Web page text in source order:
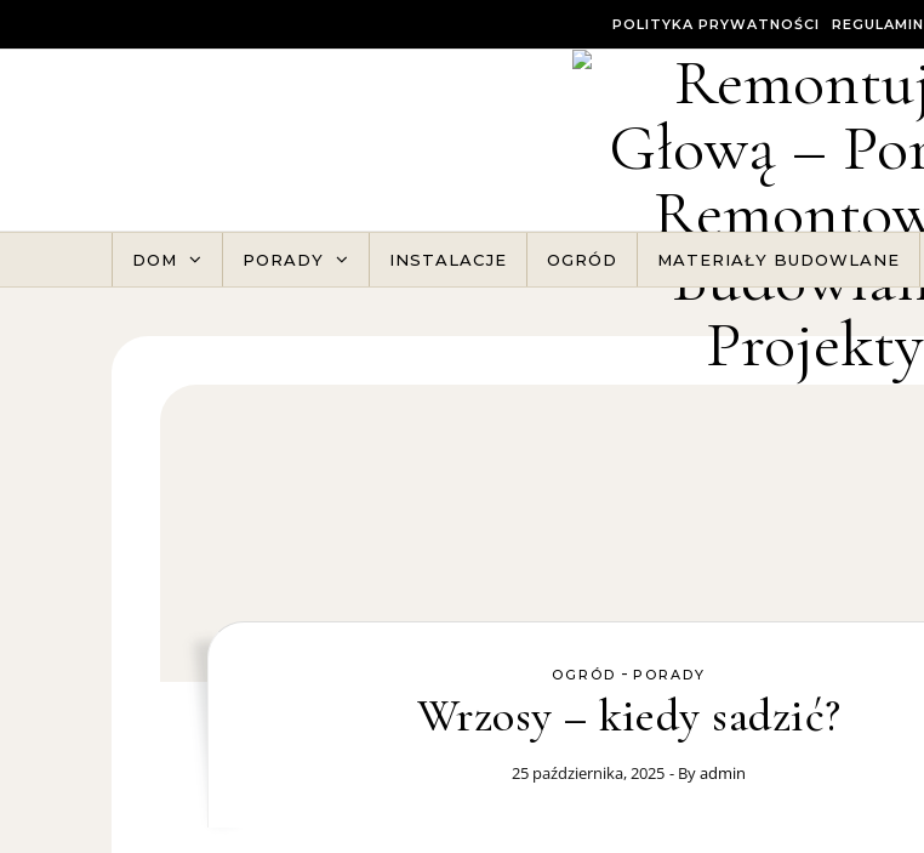
POLITYKA PRYWATNOŚCI REGULAMIN
DOM PORADY INSTALACJE OGRÓD MATERIAŁY BUDOWLANE
OGRÓD - PORADY
Wrzosy – kiedy sadzić?
25 października, 2025 - Byadmin